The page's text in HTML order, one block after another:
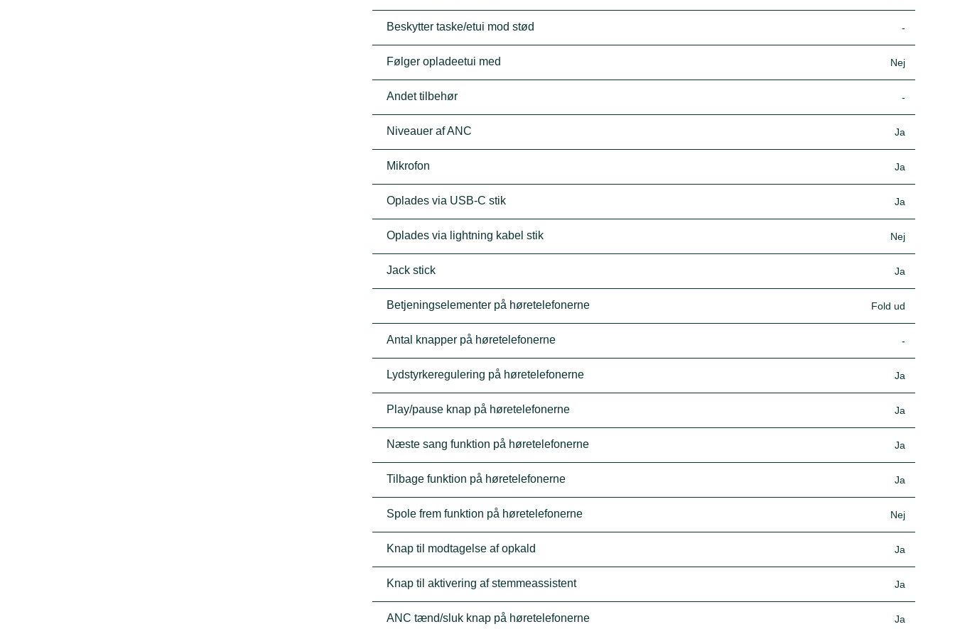
Beskytter taske/etui mod stød -
Følger opladeetui med Nej
Andet tilbehør -
Niveauer af ANC Ja
Mikrofon Ja
Oplades via USB-C stik Ja
Oplades via lightning kabel stik Nej
Jack stick Ja
Betjeningselementer på høretelefonerne Fold ud
Antal knapper på høretelefonerne -
Lydstyrkeregulering på høretelefonerne Ja
Play/pause knap på høretelefonerne Ja
Næste sang funktion på høretelefonerne Ja
Tilbage funktion på høretelefonerne Ja
Spole frem funktion på høretelefonerne Nej
Knap til modtagelse af opkald Ja
Knap til aktivering af stemmeassistent Ja
ANC tænd/sluk knap på høretelefonerne Ja